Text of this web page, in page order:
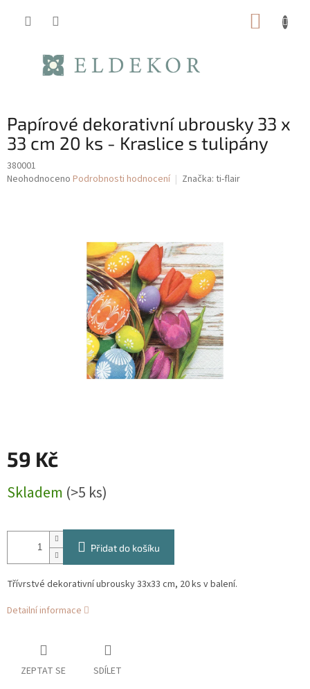
Papírové dekorativní ubrousky 33 x
33 cm 20 ks - Kraslice s tulipány
380001
Průměrné
Neohodnoceno Podrobnosti hodnocení Značka: ti-flair
59 Kč
cena:
Skladem (>5 ks)
Přidat do košíku
Třívrstvé dekorativní ubrousky 33x33 cm, 20 ks v balení.
Detailní informace
ZEPTAT SE SDÍLET